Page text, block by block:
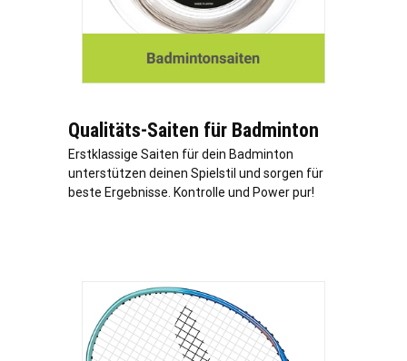
Qualitäts-Saiten für Badminton
Erstklassige Saiten für dein Badminton
unterstützen deinen Spielstil und sorgen für
beste Ergebnisse. Kontrolle und Power pur!